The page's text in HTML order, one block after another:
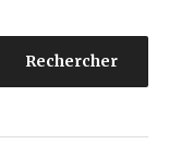
Rechercher